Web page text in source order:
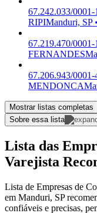
67.242.033/0001-
RIPIManduri, SP
67.219.470/0001-
FERNANDES
67.206.943/0001-
MENDONCA
Mostrar listas completas
Sobre essa lista
Lista das
Varejista
Lista de Empresas de
em Manduri, SP
confiáveis e precisas,